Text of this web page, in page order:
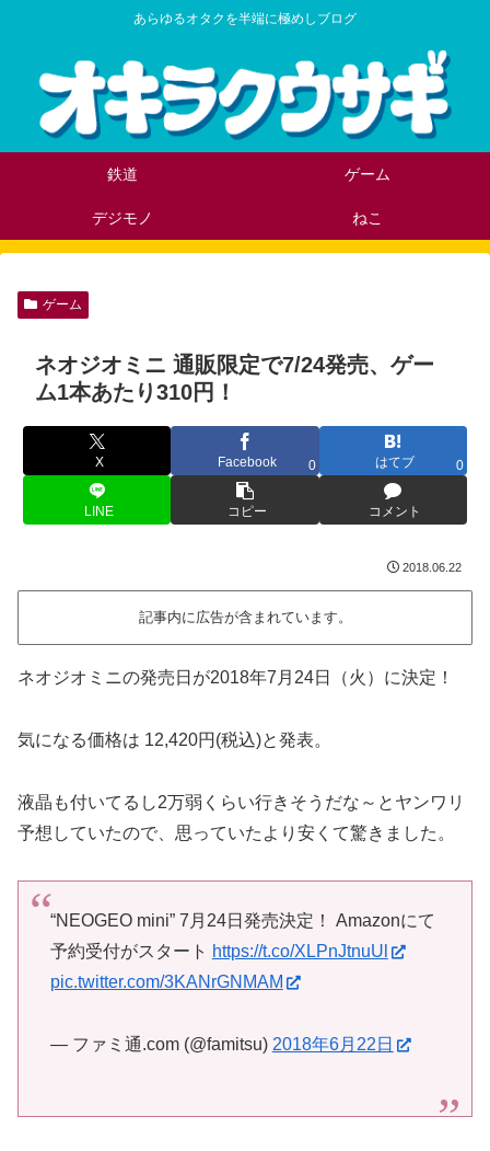
あらゆるオタクを半端に極めしブログ
鉄道 ゲーム
デジモノ ねこ
ゲーム
ネオジオミニ 通販限定で7/24発売、ゲー
ム1本あたり310円！
X Facebook 0 はてブ 0
LINE コピー コメント
2018.06.22
記事内に広告が含まれています。
ネオジオミニの発売日が2018年7月24日（火）に決定！
気になる価格は 12,420円(税込)と発表。
液晶も付いてるし2万弱くらい行きそうだな～とヤンワリ
予想していたので、思っていたより安くて驚きました。
“NEOGEO mini” 7月24日発売決定！ Amazonにて
予約受付がスタート https://t.co/XLPnJtnuUl
pic.twitter.com/3KANrGNMAM
— ファミ通.com (@famitsu) 2018年6月22日